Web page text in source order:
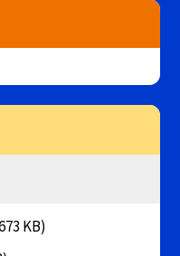
KB)